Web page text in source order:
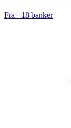
Fra +18 banker